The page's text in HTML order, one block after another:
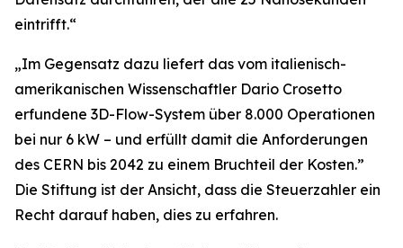
eintrifft.“
„Im Gegensatz dazu liefert das vom italienisch-
amerikanischen Wissenschaftler Dario Crosetto
erfundene 3D-Flow-System über 8.000 Operationen
bei nur 6 kW – und erfüllt damit die Anforderungen
des CERN bis 2042 zu einem Bruchteil der Kosten.”
Die Stiftung ist der Ansicht, dass die Steuerzahler ein
Recht darauf haben, dies zu erfahren.